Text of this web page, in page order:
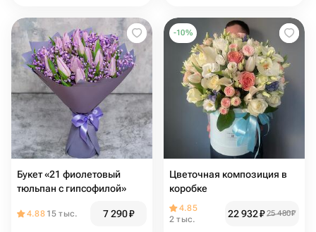
Букет «21 фиолетовый
тюльпан с гипсофилой»
4.88 15 тыс. 7 290₽
-10%
Цветочная композиция в
коробке
4.85
2 тыс.
22 932₽ 25 480₽